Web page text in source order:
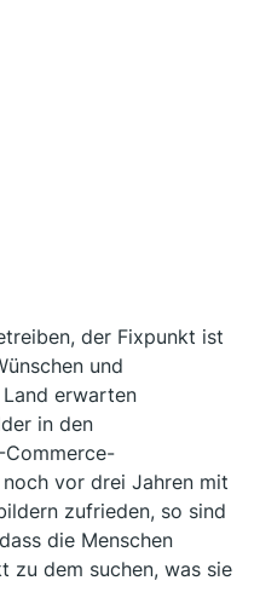
der Fixpunkt ist
und
erwarten
in den
Commerce-
vor drei Jahren mit
zufrieden, so sind
die Menschen
zu dem suchen, was sie